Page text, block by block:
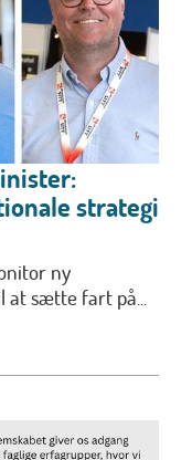
strategi
ny
sætte fart på...